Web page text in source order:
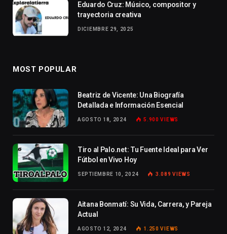
Eduardo Cruz: Músico, compositor y
trayectoria creativa
DICIEMBRE 29, 2025
MOST POPULAR
Beatriz de Vicente: Una Biografía
Detallada e Información Esencial
AGOSTO 18, 2024 5.900VIEWS
Tiro al Palo.net: Tu Fuente Ideal para Ver
Fútbol en Vivo Hoy
SEPTIEMBRE 10, 2024 3.089VIEWS
Aitana Bonmatí: Su Vida, Carrera, y Pareja
Actual
AGOSTO 12, 2024 1.250VIEWS